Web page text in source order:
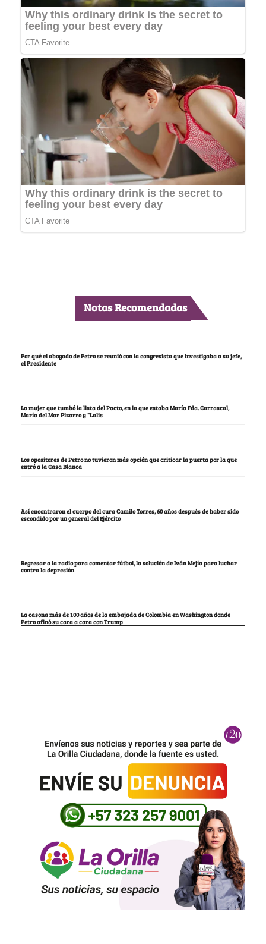
Notas Recomendadas
Por qué el abogado de Petro se reunió con la congresista que investigaba a su jefe,
el Presidente
La mujer que tumbó la lista del Pacto, en la que estaba María Fda. Carrascal,
María del Mar Pizarro y “Lalis
Los opositores de Petro no tuvieron más opción que criticar la puerta por la que
entró a la Casa Blanca
Así encontraron el cuerpo del cura Camilo Torres, 60 años después de haber sido
escondido por un general del Ejército
Regresar a la radio para comentar fútbol, la solución de Iván Mejía para luchar
contra la depresión
La casona más de 100 años de la embajada de Colombia en Washington donde
Petro afinó su cara a cara con Trump